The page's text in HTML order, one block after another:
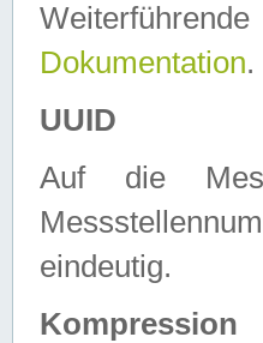
Dokumentation.
UUID
Auf die
eindeutig.
Kompression